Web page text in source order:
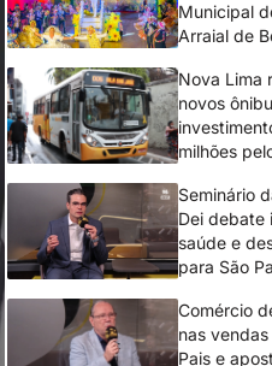
Municipal
Arraial de
Nova Lima
novos
milhões
Seminário
Dei debate
saúde e
para São
Comércio
nas
Pais e